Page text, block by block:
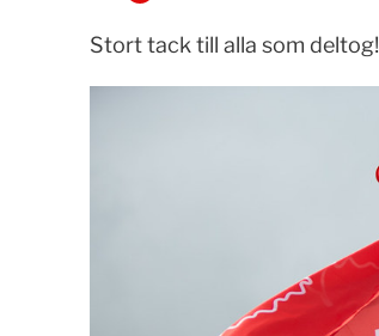
Stort tack till alla som deltog!